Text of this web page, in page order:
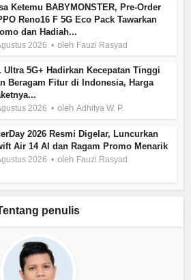
Ketemu BABYMONSTER, Pre-Order
Reno16 F 5G Eco Pack Tawarkan
dan Hadiah...
2026 oleh Fauzi Rasyad
Ultra 5G+ Hadirkan Kecepatan Tinggi
Beragam Fitur di Indonesia, Harga
2026 olehAdhitya W. P.
2026 Resmi Digelar, Luncurkan
Air 14 AI dan Ragam Promo Menarik
2026 oleh Fauzi Rasyad
penulis